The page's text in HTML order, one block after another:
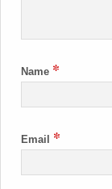
Name *
Email *